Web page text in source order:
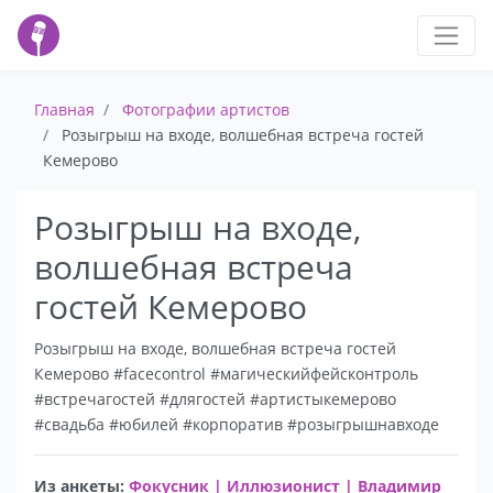
Главная
Фотографии артистов
Розыгрыш на входе, волшебная встреча гостей
Кемерово
Розыгрыш на входе,
волшебная встреча
гостей Кемерово
Розыгрыш на входе, волшебная встреча гостей
Кемерово #facecontrol #магическийфейсконтроль
#встречагостей #длягостей #артистыкемерово
#свадьба #юбилей #корпоратив #розыгрышнавходе
Из анкеты: Фокусник | Иллюзионист | Владимир